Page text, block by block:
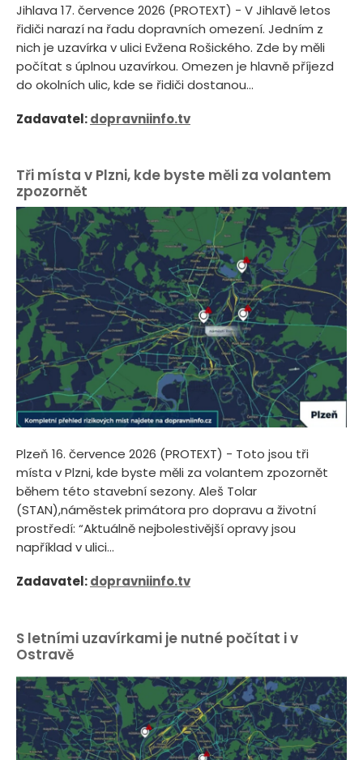
Jihlava 17. července 2026 (PROTEXT) - V Jihlavě letos
řidiči narazí na řadu dopravních omezení. Jedním z
nich je uzavírka v ulici Evžena Rošického. Zde by měli
počítat s úplnou uzavírkou. Omezen je hlavně příjezd
do okolních ulic, kde se řidiči dostanou...
Zadavatel:dopravniinfo.tv
Tři místa v Plzni, kde byste měli za volantem
zpozornět
Plzeň 16. července 2026 (PROTEXT) - Toto jsou tři
místa v Plzni, kde byste měli za volantem zpozornět
během této stavební sezony. Aleš Tolar
(STAN),náměstek primátora pro dopravu a životní
prostředí: “Aktuálně nejbolestivější opravy jsou
například v ulici...
Zadavatel:dopravniinfo.tv
S letními uzavírkami je nutné počítat i v
Ostravě